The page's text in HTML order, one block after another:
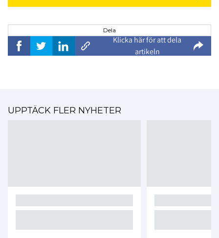
Dela
Klicka här för att dela
artikeln
UPPTÄCK FLER NYHETER